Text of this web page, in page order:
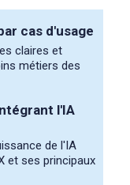
cas d'usage
claires et
métiers des
l'IA
de l'IA
et ses principaux